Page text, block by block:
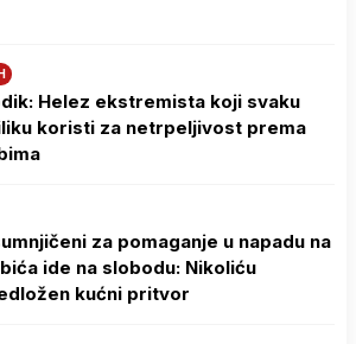
Helez ekstremista koji svaku
koristi za netrpeljivost prema
za pomaganje u napadu na
ide na slobodu: Nikoliću
kućni pritvor